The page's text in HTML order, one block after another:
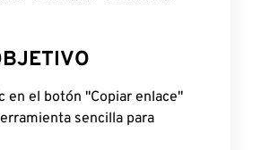
en el botón "Copiar enlace"
sencilla para